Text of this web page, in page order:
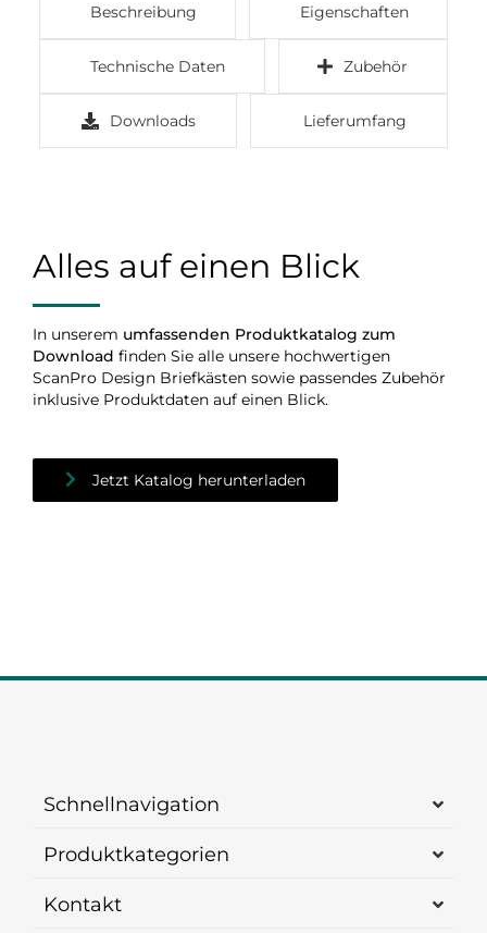
Beschreibung Eigenschaften
Technische Daten Zubehör
Downloads Lieferumfang
Alles auf einen Blick
In unserem umfassenden Produktkatalog zum
Download finden Sie alle unsere hochwertigen
ScanPro Design Briefkästen sowie passendes Zubehör
inklusive Produktdaten auf einen Blick.
Jetzt Katalog herunterladen
Schnellnavigation
Produktkategorien
Kontakt